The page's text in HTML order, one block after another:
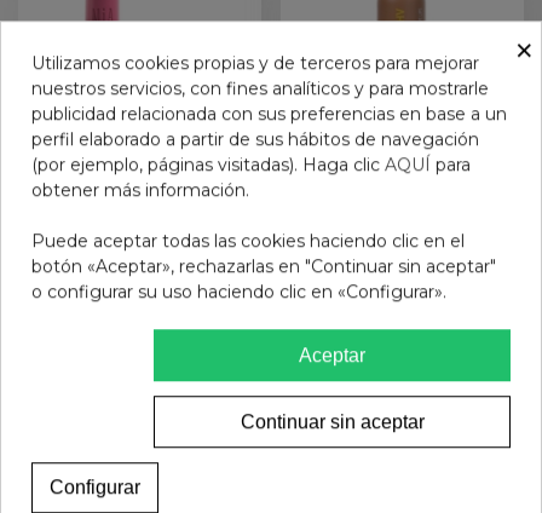
DARK DAHLIA LABIAL
HIDRATANTE MIA
15,95 €
HELIODERM PROTECTOR
LABI 32 VH
8,95 €
×
Utilizamos cookies propias y de terceros para mejorar
nuestros servicios, con fines analíticos y para mostrarle
publicidad relacionada con sus preferencias en base a un
perfil elaborado a partir de sus hábitos de navegación
(por ejemplo, páginas visitadas). Haga clic AQUÍ para
obtener más información.
Puede aceptar todas las cookies haciendo clic en el
botón «Aceptar», rechazarlas en "Continuar sin aceptar"
o configurar su uso haciendo clic en «Configurar».
Aceptar
Continuar sin aceptar
Configurar